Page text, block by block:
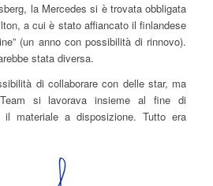
la Mercedes si è trovata obbligata
a cui è stato affiancato il finlandese
(un anno con possibilità di rinnovo).
stata diversa.
di collaborare con delle star, ma
si lavorava insieme al fine di
il materiale a disposizione. Tutto era